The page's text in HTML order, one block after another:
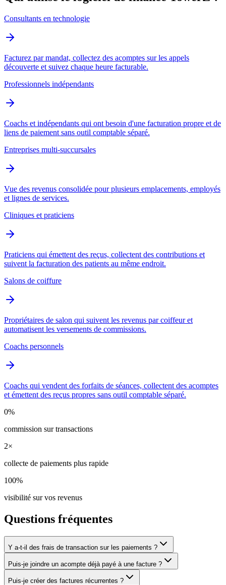
Consultants en technologie
Facturez par mandat, collectez des acomptes sur les appels
découverte et suivez chaque heure facturable.
Professionnels indépendants
Coachs et indépendants qui ont besoin d'une facturation propre et de
liens de paiement sans outil comptable séparé.
Entreprises multi-succursales
Vue des revenus consolidée pour plusieurs emplacements, employés
et lignes de services.
Cliniques et praticiens
Praticiens qui émettent des reçus, collectent des contributions et
suivent la facturation des patients au même endroit.
Salons de coiffure
Propriétaires de salon qui suivent les revenus par coiffeur et
automatisent les versements de commissions.
Coachs personnels
Coachs qui vendent des forfaits de séances, collectent des acomptes
et émettent des reçus propres sans outil comptable séparé.
0%
commission sur transactions
2×
collecte de paiements plus rapide
100%
visibilité sur vos revenus
Questions fréquentes
Y a-t-il des frais de transaction sur les paiements ?
Puis-je joindre un acompte déjà payé à une facture ?
Puis-je créer des factures récurrentes ?